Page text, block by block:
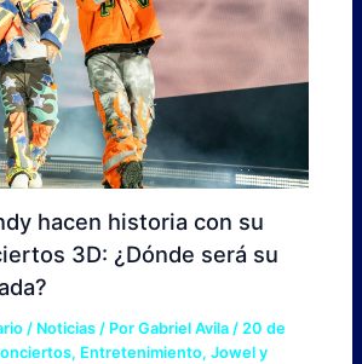
hacen historia con su
3D: ¿Dónde será su
/ Noticias / PorGabriel Avila/20 de
, Entretenimiento,Jowel y